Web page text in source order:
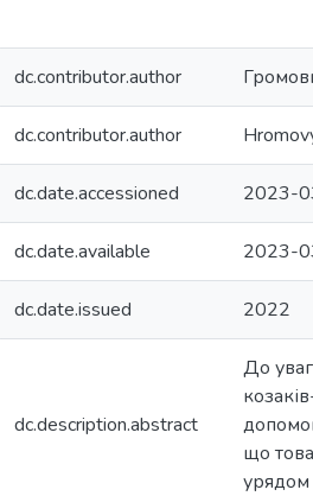
dc.contributor.author
dc.contributor.author
dc.date.accessioned 2023-
dc.date.available 2023-
dc.date.issued 2022
dc.description.abstract
До
що
урядом